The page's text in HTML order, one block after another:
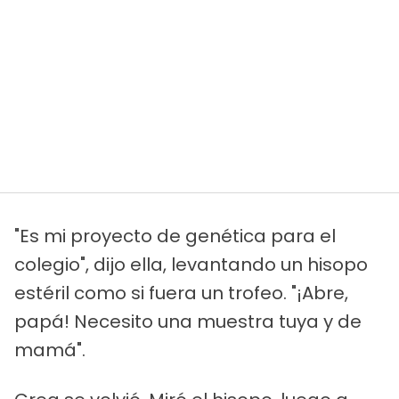
"Es mi proyecto de genética para el
colegio", dijo ella, levantando un hisopo
estéril como si fuera un trofeo. "¡Abre,
papá! Necesito una muestra tuya y de
mamá".